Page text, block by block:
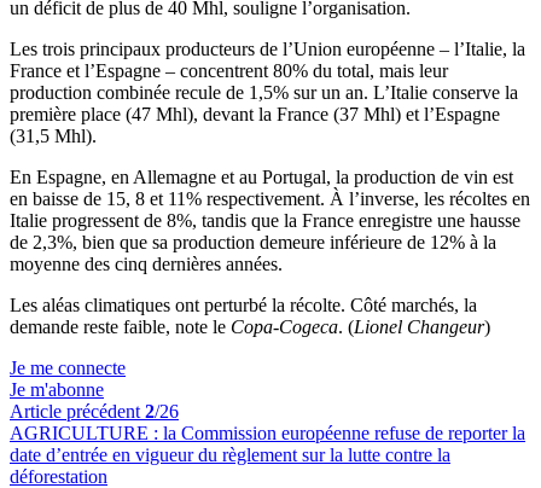
un déficit de plus de 40 Mhl, souligne l’organisation.
Les trois principaux producteurs de l’Union européenne – l’Italie, la
France et l’Espagne – concentrent 80% du total, mais leur
production combinée recule de 1,5% sur un an. L’Italie conserve la
première place (47 Mhl), devant la France (37 Mhl) et l’Espagne
(31,5 Mhl).
En Espagne, en Allemagne et au Portugal, la production de vin est
en baisse de 15, 8 et 11% respectivement. À l’inverse, les récoltes en
Italie progressent de 8%, tandis que la France enregistre une hausse
de 2,3%, bien que sa production demeure inférieure de 12% à la
moyenne des cinq dernières années.
Les aléas climatiques ont perturbé la récolte. Côté marchés, la
demande reste faible, note le Copa-Cogeca. (Lionel Changeur)
Je me connecte
Je m'abonne
Article précédent 2/26
AGRICULTURE : la Commission européenne refuse de reporter la
date d’entrée en vigueur du règlement sur la lutte contre la
déforestation